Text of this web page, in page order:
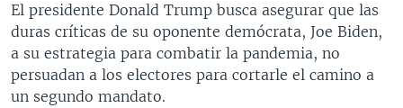
ENTRETENIMIENTO
El presidente Donald Trump busca asegurar que las
duras críticas de su oponente demócrata, Joe Biden,
a su estrategia para combatir la pandemia, no
persuadan a los electores para cortarle el camino a
un segundo mandato.